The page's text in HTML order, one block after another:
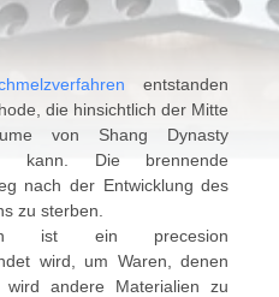
entstanden
die hinsichtlich der Mitte
von Shang Dynasty
kann. Die brennende
nach der Entwicklung des
zu sterben.
ist ein precesion
wird, um Waren, denen
andere Materialien zu